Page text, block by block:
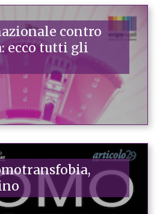
contro
ecco tutti gli